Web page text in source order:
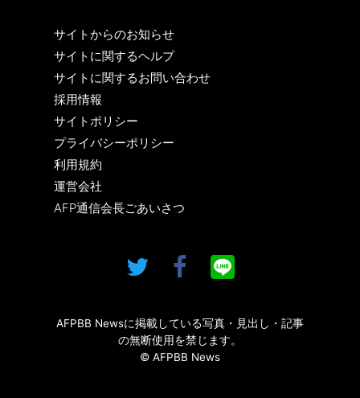
サイトからのお知らせ
サイトに関するヘルプ
サイトに関するお問い合わせ
採用情報
サイトポリシー
プライバシーポリシー
利用規約
運営会社
AFP通信会長ごあいさつ
AFPBB Newsに掲載している写真・見出し・記事
の無断使用を禁じます。
© AFPBB News